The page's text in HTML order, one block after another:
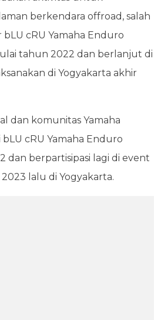
berkendara offroad, salah
cRU Yamaha Enduro
tahun 2022 dan berlanjut di
di Yogyakarta akhir
dan komunitas Yamaha
cRU Yamaha Enduro
dan berpartisipasi lagi di event
lalu di Yogyakarta.